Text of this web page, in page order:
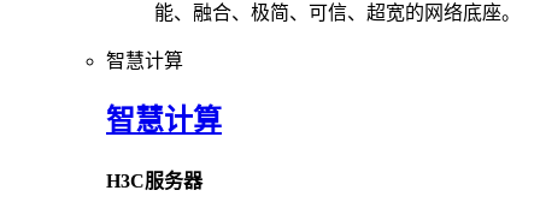
能、融合、极简、可信、超宽的网络底座。
智慧计算
智慧计算
H3C服务器